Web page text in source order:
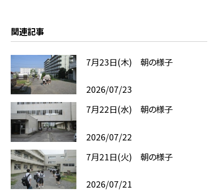
関連記事
7月23日(木) 朝の様子
2026/07/23
7月22日(水) 朝の様子
2026/07/22
7月21日(火) 朝の様子
2026/07/21